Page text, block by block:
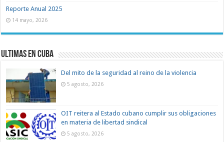
Reporte Anual 2025
14 mayo, 2026
Ultimas en Cuba
Del mito de la seguridad al reino de la violencia
5 agosto, 2026
OIT reitera al Estado cubano cumplir sus obligaciones
en materia de libertad sindical
5 agosto, 2026